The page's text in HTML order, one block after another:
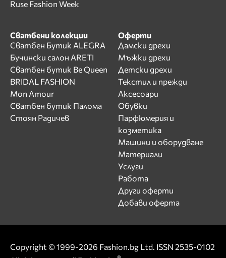
Ruse Fashion Week
Сватбени колекции
Сватбен Бутик ALEGRA
Бучински салон ARETI
Сватбен бутик Be Queen
BRIDAL FASHION
Mon Amour
Сватбен бутик Палома
Стоян Радичев
Оферти
Дамски дрехи
Мъжки дрехи
Детски дрехи
Текстил и прежди
Аксесоари
Обувки
Парфюмерия и
козметика
Машини и оборудване
Материали
Услуги
Работа
Други оферти
Добави оферта
Copyright © 1999-2026 Fashion.bg Ltd. ISSN 2535-0102